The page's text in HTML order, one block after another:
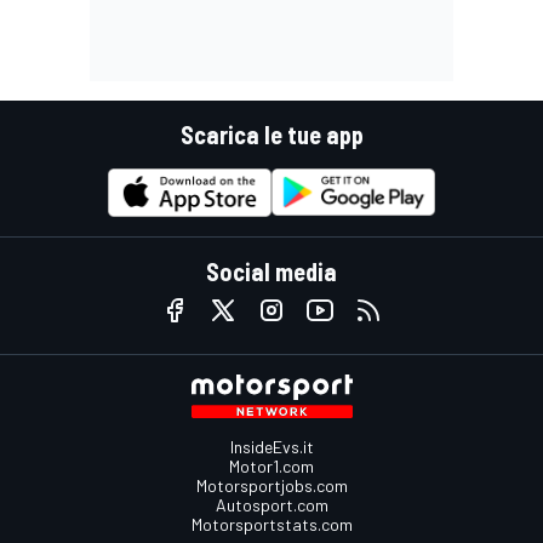
Scarica le tue app
Social media
InsideEvs.it
Motor1.com
Motorsportjobs.com
Autosport.com
Motorsportstats.com